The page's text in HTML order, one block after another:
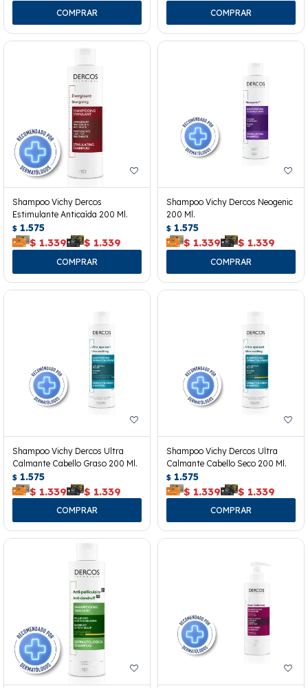
Shampoo Vichy Dercos
Estimulante Anticaída 200 Ml.
$ 1.575
$ 1.339 $ 1.339
Shampoo Vichy Dercos Neogenic
200 Ml.
$ 1.575
$ 1.339 $ 1.339
Shampoo Vichy Dercos Ultra
Calmante Cabello Graso 200 Ml.
$ 1.575
$ 1.339 $ 1.339
Shampoo Vichy Dercos Ultra
Calmante Cabello Seco 200 Ml.
$ 1.575
$ 1.339 $ 1.339